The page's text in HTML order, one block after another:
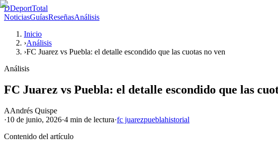
DDeportTotal
NoticiasGuíasReseñasAnálisis
Inicio
›Análisis
›FC Juarez vs Puebla: el detalle escondido que las cuotas no ven
Análisis
FC Juarez vs Puebla: el detalle escondido que las
AAndrés Quispe
·10 de junio, 2026·4 min de lectura·fc juarezpueblahistorial
Contenido del artículo